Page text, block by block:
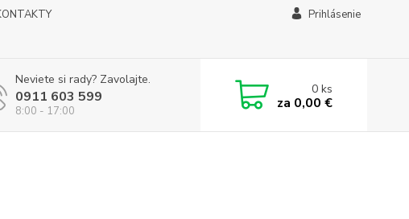
Prihlásenie
Neviete si rady? Zavolajte.
0911 603 599
8:00 - 17:00
0ks
za 0,00 €